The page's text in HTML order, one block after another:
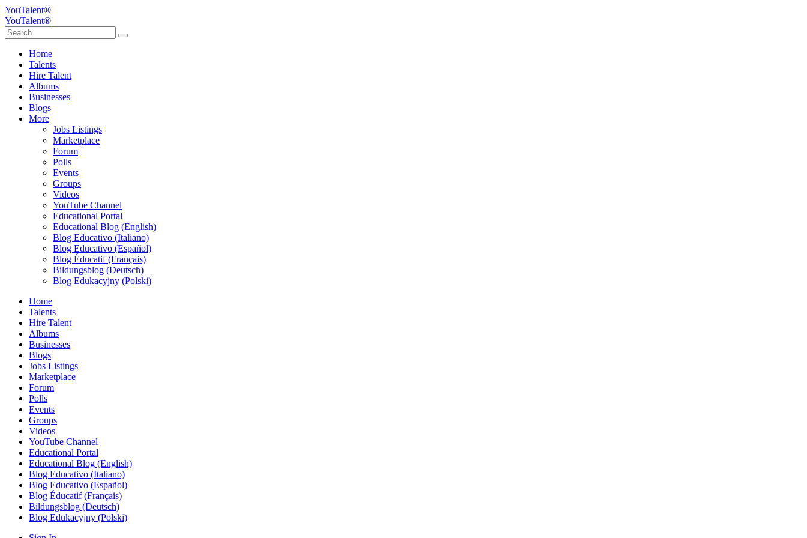
YouTalent®
YouTalent®
Home
Talents
Hire Talent
Albums
Businesses
Blogs
More
Jobs Listings
Marketplace
Forum
Polls
Events
Groups
Videos
YouTube Channel
Educational Portal
Educational Blog (English)
Blog Educativo (Italiano)
Blog Educativo (Español)
Blog Éducatif (Français)
Bildungsblog (Deutsch)
Blog Edukacyjny (Polski)
Home
Talents
Hire Talent
Albums
Businesses
Blogs
Jobs Listings
Marketplace
Forum
Polls
Events
Groups
Videos
YouTube Channel
Educational Portal
Educational Blog (English)
Blog Educativo (Italiano)
Blog Educativo (Español)
Blog Éducatif (Français)
Bildungsblog (Deutsch)
Blog Edukacyjny (Polski)